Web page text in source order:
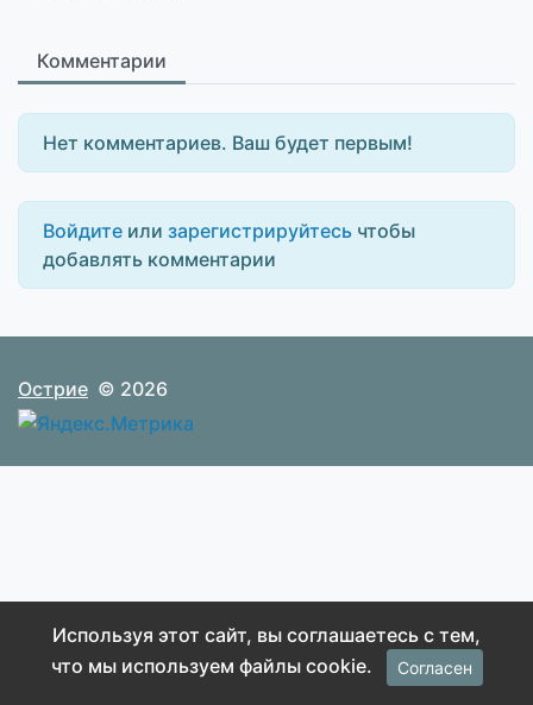
Комментарии
Нет комментариев. Ваш будет первым!
Войдите или зарегистрируйтесь чтобы
добавлять комментарии
Острие © 2026
Используя этот сайт, вы соглашаетесь с тем,
что мы используем файлы cookie.
Согласен